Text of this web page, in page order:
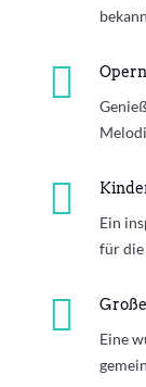


Ein
für die

Eine